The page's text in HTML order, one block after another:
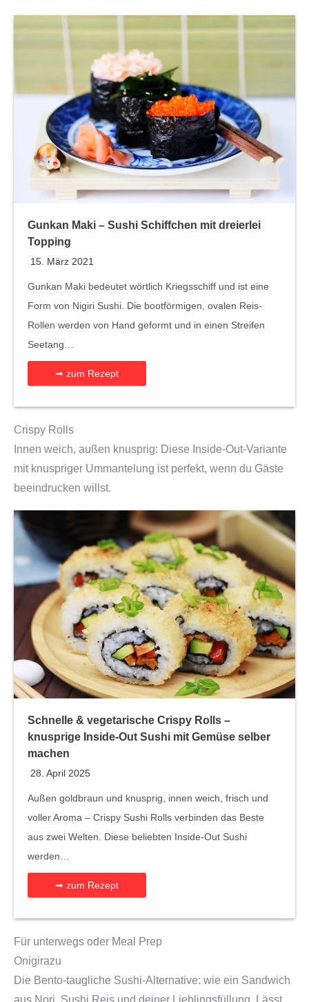
Gunkan Maki – Sushi Schiffchen mit dreierlei
Topping
15. März 2021
Gunkan Maki bedeutet wörtlich Kriegsschiff und ist eine
Form von Nigiri Sushi. Die bootförmigen, ovalen Reis-
Rollen werden von Hand geformt und in einen Streifen
Seetang…
➟ zum Rezept
Crispy Rolls
Innen weich, außen knusprig: Diese Inside-Out-Variante
mit knuspriger Ummantelung ist perfekt, wenn du Gäste
beeindrucken willst.
Schnelle & vegetarische Crispy Rolls –
knusprige Inside-Out Sushi mit Gemüse selber
machen
28. April 2025
Außen goldbraun und knusprig, innen weich, frisch und
voller Aroma – Crispy Sushi Rolls verbinden das Beste
aus zwei Welten. Diese beliebten Inside-Out Sushi
werden…
➟ zum Rezept
Für unterwegs oder Meal Prep
Onigirazu
Die Bento-taugliche Sushi-Alternative: wie ein Sandwich
aus Nori, Sushi Reis und deiner Lieblingsfüllung. Lässt